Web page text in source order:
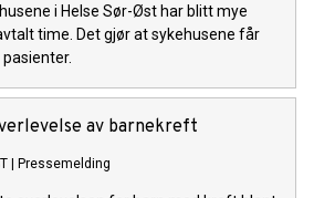
i Helse Sør-Øst har blitt mye
time. Det gjør at sykehusene får
av barnekreft
Pressemelding